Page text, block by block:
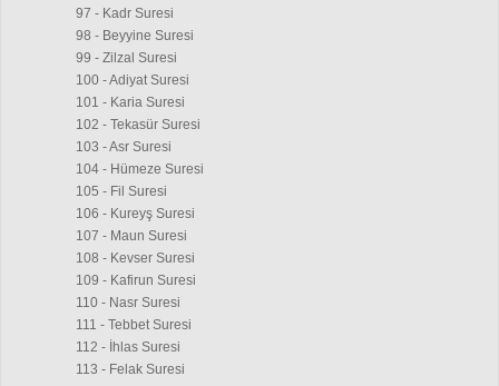
97 - Kadr Suresi
98 - Beyyine Suresi
99 - Zilzal Suresi
100 - Adiyat Suresi
101 - Karia Suresi
102 - Tekasür Suresi
103 - Asr Suresi
104 - Hümeze Suresi
105 - Fil Suresi
106 - Kureyş Suresi
107 - Maun Suresi
108 - Kevser Suresi
109 - Kafirun Suresi
110 - Nasr Suresi
111 - Tebbet Suresi
112 - İhlas Suresi
113 - Felak Suresi